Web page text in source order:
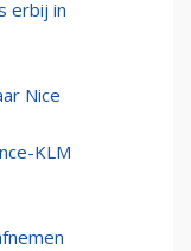
erbij in
Nice
KLM